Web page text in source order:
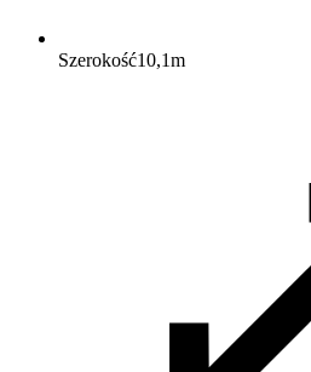
Szerokość10,1m